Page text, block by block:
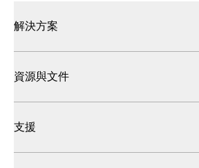
解決方案
資源與文件
支援